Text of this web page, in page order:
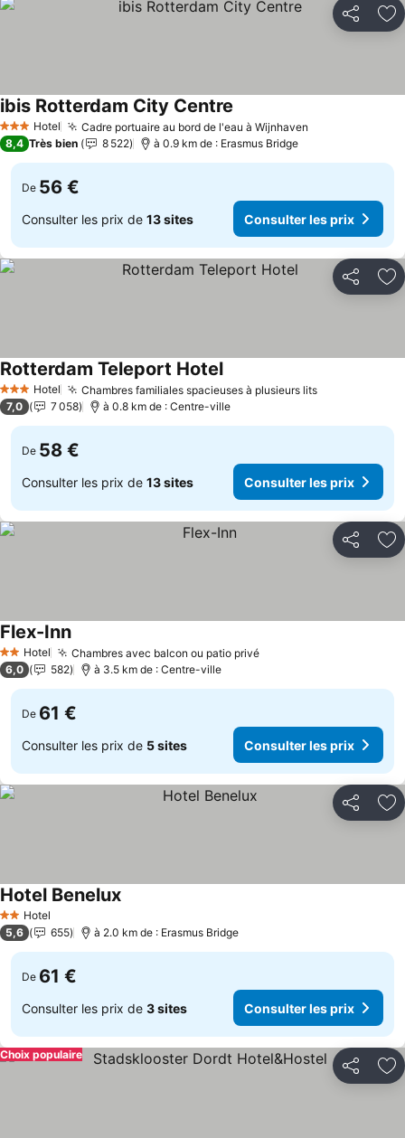
Partager
3 ÉtoilesHotel Cadre portuaire au bord de l'eau à Wijnhaven
ibis Rotterdam City Centre
8,4 Très bien 8 522 à 0.9 km de : Erasmus Bridge
De 56 €
Consulter les prix de 13 sites Consulter les prix
Partager
3 ÉtoilesHotel Chambres familiales spacieuses à plusieurs lits
Rotterdam Teleport Hotel
7,0 7 058 à 0.8 km de : Centre-ville
De 58 €
Consulter les prix de 13 sites Consulter les prix
Partager
2 Étoiles
Hotel Chambres avec balcon ou patio privé
Flex-Inn
6,0 582 à 3.5 km de : Centre-ville
De 61 €
Consulter les prix de 5 sites Consulter les prix
Partager
2 Étoiles
Hotel
Hotel Benelux
5,6 655 à 2.0 km de : Erasmus Bridge
De 61 €
Consulter les prix de 3 sites Consulter les prix
Partager
Choix populaire